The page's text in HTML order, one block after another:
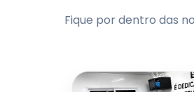
Fique por dentro das